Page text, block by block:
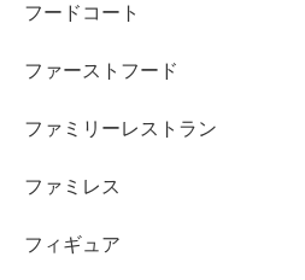
フードコート
ファーストフード
ファミリーレストラン
ファミレス
フィギュア